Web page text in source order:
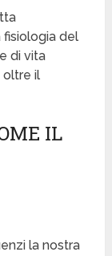
fisiologia del
di vita
oltre il
IL
la nostra